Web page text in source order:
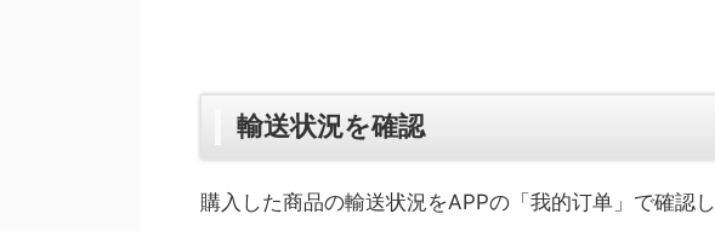
輸送状況を確認
購入した商品の輸送状況をAPPの「我的订单」で確認し